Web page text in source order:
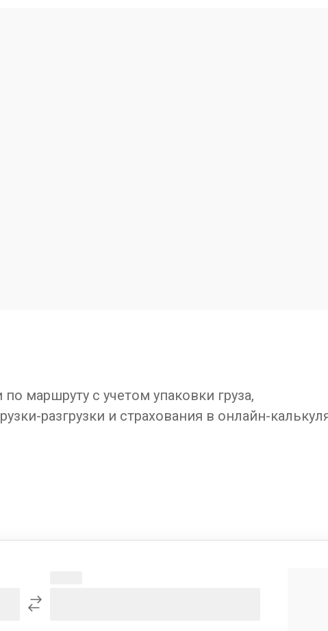
маршруту с учетом упаковки груза,
разгрузки и страхования в онлайн-